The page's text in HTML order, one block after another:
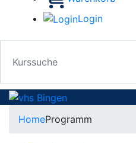
Login
HomeProgramm